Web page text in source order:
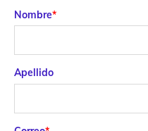
Nombre*
Apellido